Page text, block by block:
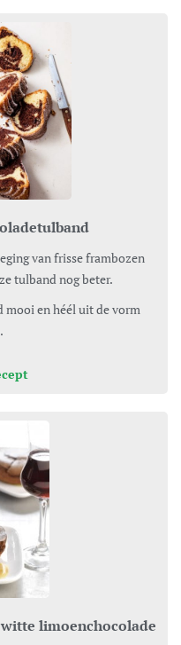
tulband nog beter.
mooi en héél uit de vorm
limoenchocolade